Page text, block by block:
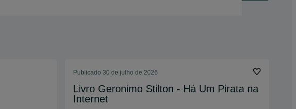
Publicado 30 de julho de 2026
Livro Geronimo Stilton - Há Um Pirata na
Internet